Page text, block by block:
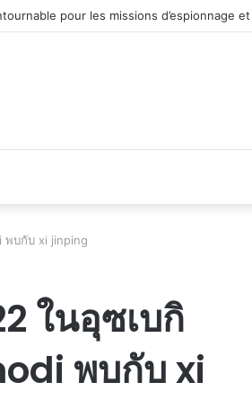
en plein essor
พบกับ xi jinping
ในอุซเบกิ
พบกับ xi